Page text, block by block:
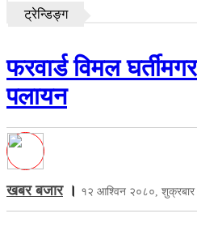
ट्रेन्डिङ्ग
फरवार्ड विमल
पलायन
खबर बजार। १२ आश्विन २०८०,